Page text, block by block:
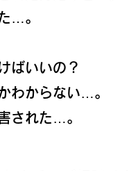
…。
ばいいの？
わからない…。
された…。